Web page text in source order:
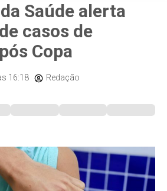
Saúde alerta
casos de
Copa
16:18 Redação